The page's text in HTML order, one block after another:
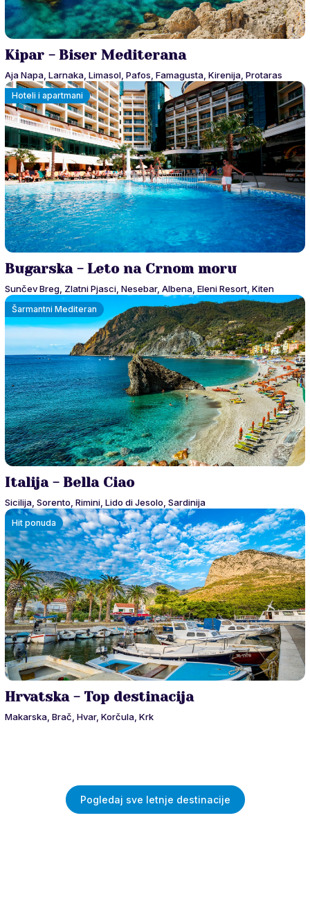
Kipar - Biser Mediterana
Aja Napa, Larnaka, Limasol, Pafos, Famagusta, Kirenija, Protaras
Hoteli i apartmani
Bugarska - Leto na Crnom moru
Sunčev Breg, Zlatni Pjasci, Nesebar, Albena, Eleni Resort, Kiten
Šarmantni Mediteran
Italija - Bella Ciao
Sicilija, Sorento, Rimini, Lido di Jesolo, Sardinija
Hit ponuda
Hrvatska - Top destinacija
Makarska, Brač, Hvar, Korčula, Krk
Pogledaj sve letnje destinacije